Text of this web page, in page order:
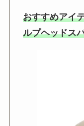
おすすめアイ
ルプヘッドス